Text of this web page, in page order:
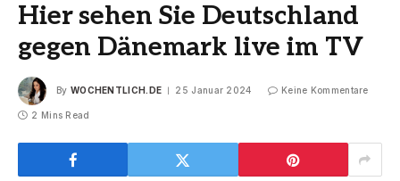
Hier sehen Sie Deutschland
gegen Dänemark live im TV
By WOCHENTLICH.DE 25 Januar 2024 Keine Kommentare
2 Mins Read